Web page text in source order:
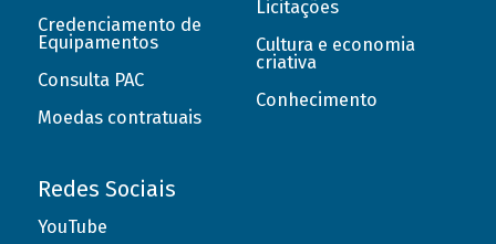
Credenciamento de
Equipamentos
Consulta PAC
Moedas contratuais
Licitações
Cultura e economia
criativa
Conhecimento
Redes Sociais
YouTube